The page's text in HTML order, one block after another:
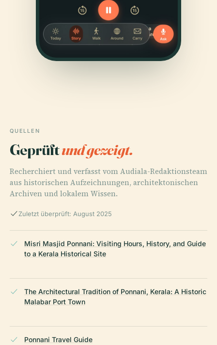
QUELLEN
Geprüftund gezeigt.
Recherchiert und verfasst vom Audiala-Redaktionsteam
aus historischen Aufzeichnungen, architektonischen
Archiven und lokalem Wissen.
Zuletzt überprüft: August 2025
Misri Masjid Ponnani: Visiting Hours, History, and Guide
to a Kerala Historical Site
The Architectural Tradition of Ponnani, Kerala: A Historic
Malabar Port Town
Ponnani Travel Guide